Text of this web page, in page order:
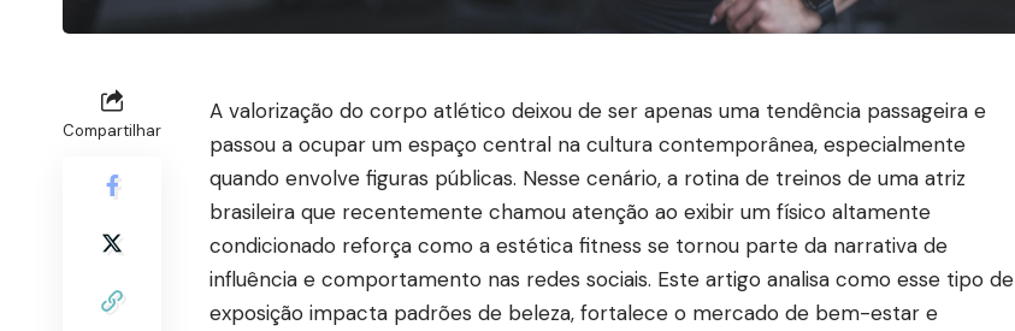
Compartilhar
A valorização do corpo atlético deixou de ser apenas uma tendência passageira e
passou a ocupar um espaço central na cultura contemporânea, especialmente
quando envolve figuras públicas. Nesse cenário, a rotina de treinos de uma atriz
brasileira que recentemente chamou atenção ao exibir um físico altamente
condicionado reforça como a estética fitness se tornou parte da narrativa de
influência e comportamento nas redes sociais. Este artigo analisa como esse tipo de
exposição impacta padrões de beleza, fortalece o mercado de bem-estar e